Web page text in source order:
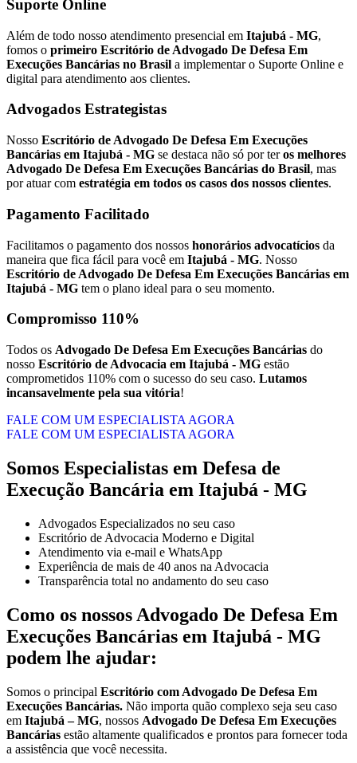
Suporte Online
Além de todo nosso atendimento presencial em Itajubá - MG,
fomos o primeiro Escritório de Advogado De Defesa Em
Execuções Bancárias no Brasil a implementar o Suporte Online e
digital para atendimento aos clientes.
Advogados Estrategistas
Nosso Escritório de Advogado De Defesa Em Execuções
Bancárias em Itajubá - MG se destaca não só por teros melhores
Advogado De Defesa Em Execuções Bancárias do Brasil, mas
por atuar com estratégia em todos os casos dos nossos clientes.
Pagamento Facilitado
Facilitamos o pagamento dos nossos honorários advocatícios da
maneira que fica fácil para você em Itajubá - MG. Nosso
Escritório de Advogado De Defesa Em Execuções Bancárias em
Itajubá - MG tem o plano ideal para o seu momento.
Compromisso 110%
Todos os Advogado De Defesa Em Execuções Bancárias do
nosso Escritório de Advocacia em Itajubá - MG estão
comprometidos 110% com o sucesso do seu caso. Lutamos
incansavelmente pela sua vitória!
FALE COM UM ESPECIALISTA AGORA
FALE COM UM ESPECIALISTA AGORA
Somos Especialistas em Defesa de
Execução Bancária em Itajubá - MG
Advogados Especializados no seu caso
Escritório de Advocacia Moderno e Digital
Atendimento via e-mail e WhatsApp
Experiência de mais de 40 anos na Advocacia
Transparência total no andamento do seu caso
Como os nossos Advogado De Defesa Em
Execuções Bancárias em Itajubá - MG
podem lhe ajudar:
Somos o principal Escritório com Advogado De Defesa Em
Execuções Bancárias. Não importa quão complexo seja seu caso
em Itajubá – MG, nossos Advogado De Defesa Em Execuções
Bancárias estão altamente qualificados e prontos para fornecer toda
a assistência que você necessita.